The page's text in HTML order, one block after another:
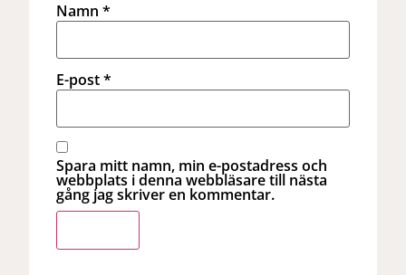
Namn*
E-post*
Spara mitt namn, min e-postadress och
webbplats i denna webbläsare till nästa
gång jag skriver en kommentar.